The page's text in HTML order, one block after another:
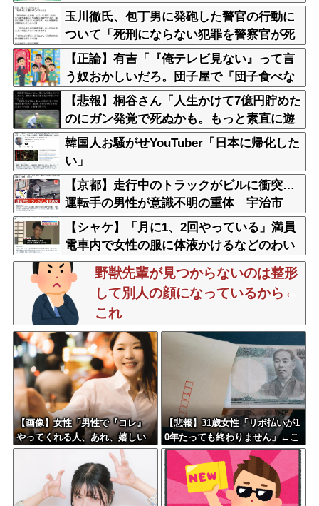
玉川徹氏、包丁男に発砲した警官の行動に
ついて「死刑にならない犯罪を警察官が死
刑にしてしまった」
【正論】有吉「『俺テレビ見ない』って言
う奴おかしいだろ。団子屋で『団子食べな
い』って言うか？」
【悲報】桐谷さん「人生かけて7億円貯めた
のにガン発覚で死ぬかも。もっと素直に遊
べばよかった」後悔の涙
韓国人お騒がせYouTuber「日本に帰化した
い」
【京都】走行中のトラックがビルに衝突…
運転手の男性が意識不明の重体 宇治市
【シャケ】「月に1、2回やっている」満員
電車内で女性の服に体液かけるなどのわい
せつ行為か 学習塾経営の60歳男を逮捕
警視庁
野獣先輩が見つからないのは整形
して別人の顔になっているから←
これ
【画像】女性「男性で『コレ』
やってくれる人、あれ、嬉しい
ですw」→まさかの行為がこちら
w w w w w w w w w
【悲報】31歳女性「リボ払いが1
0年たっても終わりません」←こ
れw w w w w w w